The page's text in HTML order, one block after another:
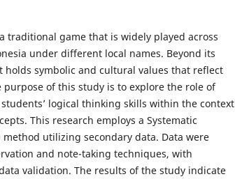
traditional game that is widely played across
under different local names. Beyond its
holds symbolic and cultural values that reflect
purpose of this study is to explore the role of
logical thinking skills within the context
This research employs a Systematic
method utilizing secondary data. Data were
and note-taking techniques, with
validation. The results of the study indicate